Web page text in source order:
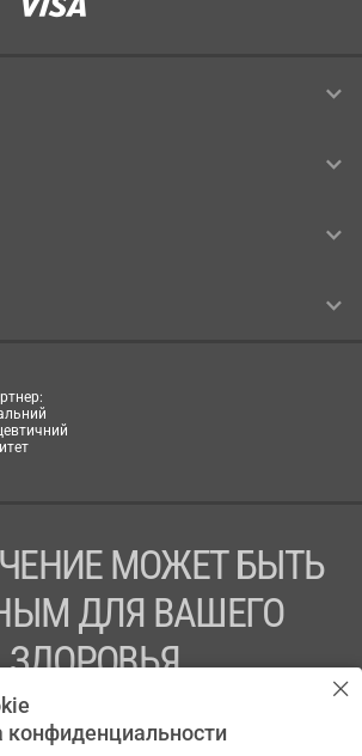
МОЖЕТ БЫТЬ
ДЛЯ ВАШЕГО
ЗДОРОВЬЯ
ПРИМЕНЕНИЕМ ПРЕПАРАТА
С ВРАЧОМ
конфиденциальности